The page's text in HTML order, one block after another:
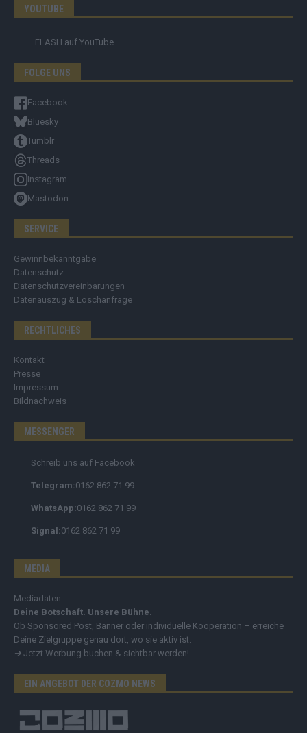
YOUTUBE
FLASH auf YouTube
FOLGE UNS
Facebook
Bluesky
Tumblr
Threads
Instagram
Mastodon
SERVICE
Gewinnbekanntgabe
Datenschutz
Datenschutzvereinbarungen
Datenauszug & Löschanfrage
RECHTLICHES
Kontakt
Presse
Impressum
Bildnachweis
MESSENGER
Schreib uns auf Facebook
Telegram:0162 862 71 99
WhatsApp:0162 862 71 99
Signal:0162 862 71 99
MEDIA
Mediadaten
Deine Botschaft. Unsere Bühne.
Ob Sponsored Post, Banner oder individuelle Kooperation – erreiche
Deine Zielgruppe genau dort, wo sie aktiv ist.
➔ Jetzt Werbung buchen & sichtbar werden!
EIN ANGEBOT DER COZMO NEWS